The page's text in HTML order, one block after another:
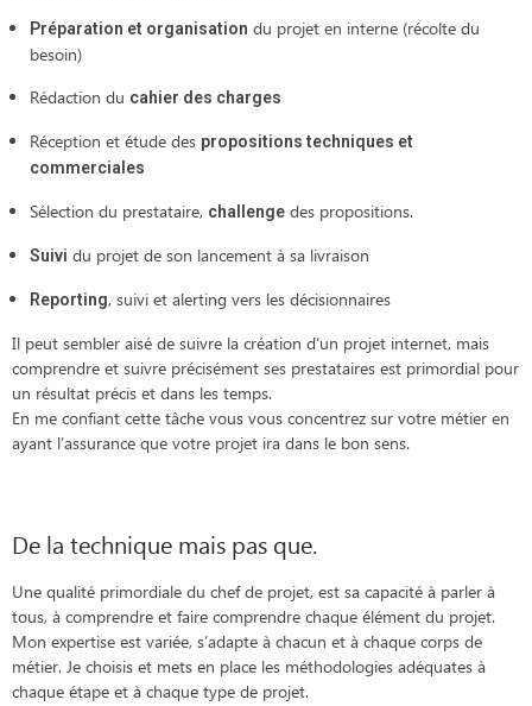
Préparation et organisation du projet en interne (récolte du
besoin)
Rédaction du cahier des charges
Réception et étude des propositions techniques et
commerciales
Sélection du prestataire, challenge des propositions.
Suivi du projet de son lancement à sa livraison
Reporting, suivi et alerting vers les décisionnaires
Il peut sembler aisé de suivre la création d’un projet internet, mais
comprendre et suivre précisément ses prestataires est primordial pour
un résultat précis et dans les temps.
En me confiant cette tâche vous vous concentrez sur votre métier en
ayant l’assurance que votre projet ira dans le bon sens.
De la technique mais pas que.
Une qualité primordiale du chef de projet, est sa capacité à parler à
tous, à comprendre et faire comprendre chaque élément du projet.
Mon expertise est variée, s’adapte à chacun et à chaque corps de
métier. Je choisis et mets en place les méthodologies adéquates à
chaque étape et à chaque type de projet.